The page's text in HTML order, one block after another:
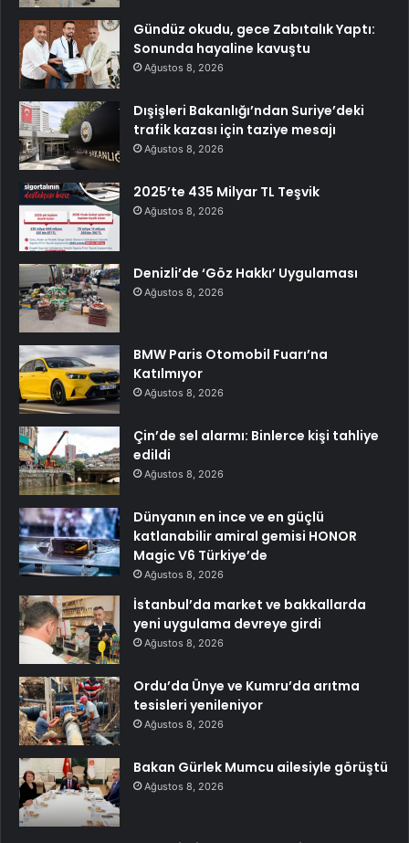
Gündüz okudu, gece Zabıtalık Yaptı:
Sonunda hayaline kavuştu
Ağustos 8, 2026
Dışişleri Bakanlığı’ndan Suriye’deki
trafik kazası için taziye mesajı
Ağustos 8, 2026
2025’te 435 Milyar TL Teşvik
Ağustos 8, 2026
Denizli’de ‘Göz Hakkı’ Uygulaması
Ağustos 8, 2026
BMW Paris Otomobil Fuarı’na
Katılmıyor
Ağustos 8, 2026
Çin’de sel alarmı: Binlerce kişi tahliye
edildi
Ağustos 8, 2026
Dünyanın en ince ve en güçlü
katlanabilir amiral gemisi HONOR
Magic V6 Türkiye’de
Ağustos 8, 2026
İstanbul’da market ve bakkallarda
yeni uygulama devreye girdi
Ağustos 8, 2026
Ordu’da Ünye ve Kumru’da arıtma
tesisleri yenileniyor
Ağustos 8, 2026
Bakan Gürlek Mumcu ailesiyle görüştü
Ağustos 8, 2026